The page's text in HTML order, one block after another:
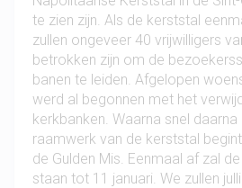
te zien zijn. Als de kerststal
zullen ongeveer 40 vrijwilligers
betrokken zijn om de
banen te leiden. Afgelopen
werd al begonnen met het
kerkbanken. Waarna snel
raamwerk van de kerststal
de Gulden Mis. Eenmaal af zal
staan tot 11 januari. We zullen